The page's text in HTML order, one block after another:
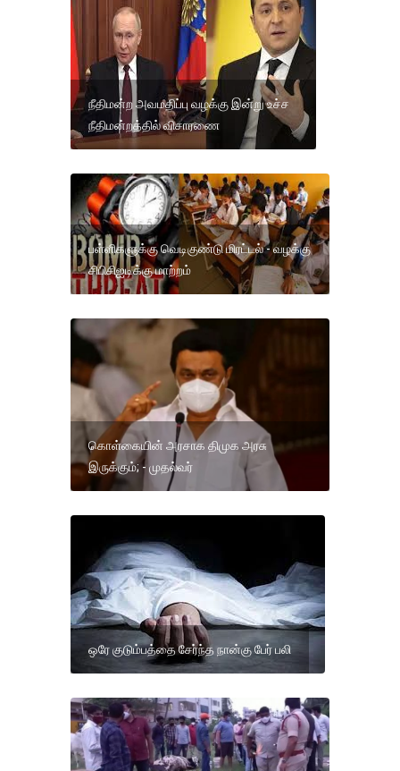
நீதிமன்ற அவமதிப்பு வழக்கு இன்று உச்ச
நீதிமன்றத்தில் விசாரணை
பள்ளிகளுக்கு வெடிகுண்டு மிரட்டல் - வழக்கு
சிபிசிஐடிக்கு மாற்றம்
கொள்கையின் அரசாக திமுக அரசு
இருக்கும்; - முதல்வர்
ஒரே குடும்பத்தை சேர்ந்த நான்கு பேர் பலி